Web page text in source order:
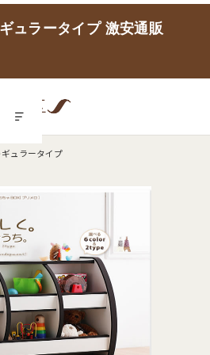
ュラータイプ 激安通販
ュラータイプ